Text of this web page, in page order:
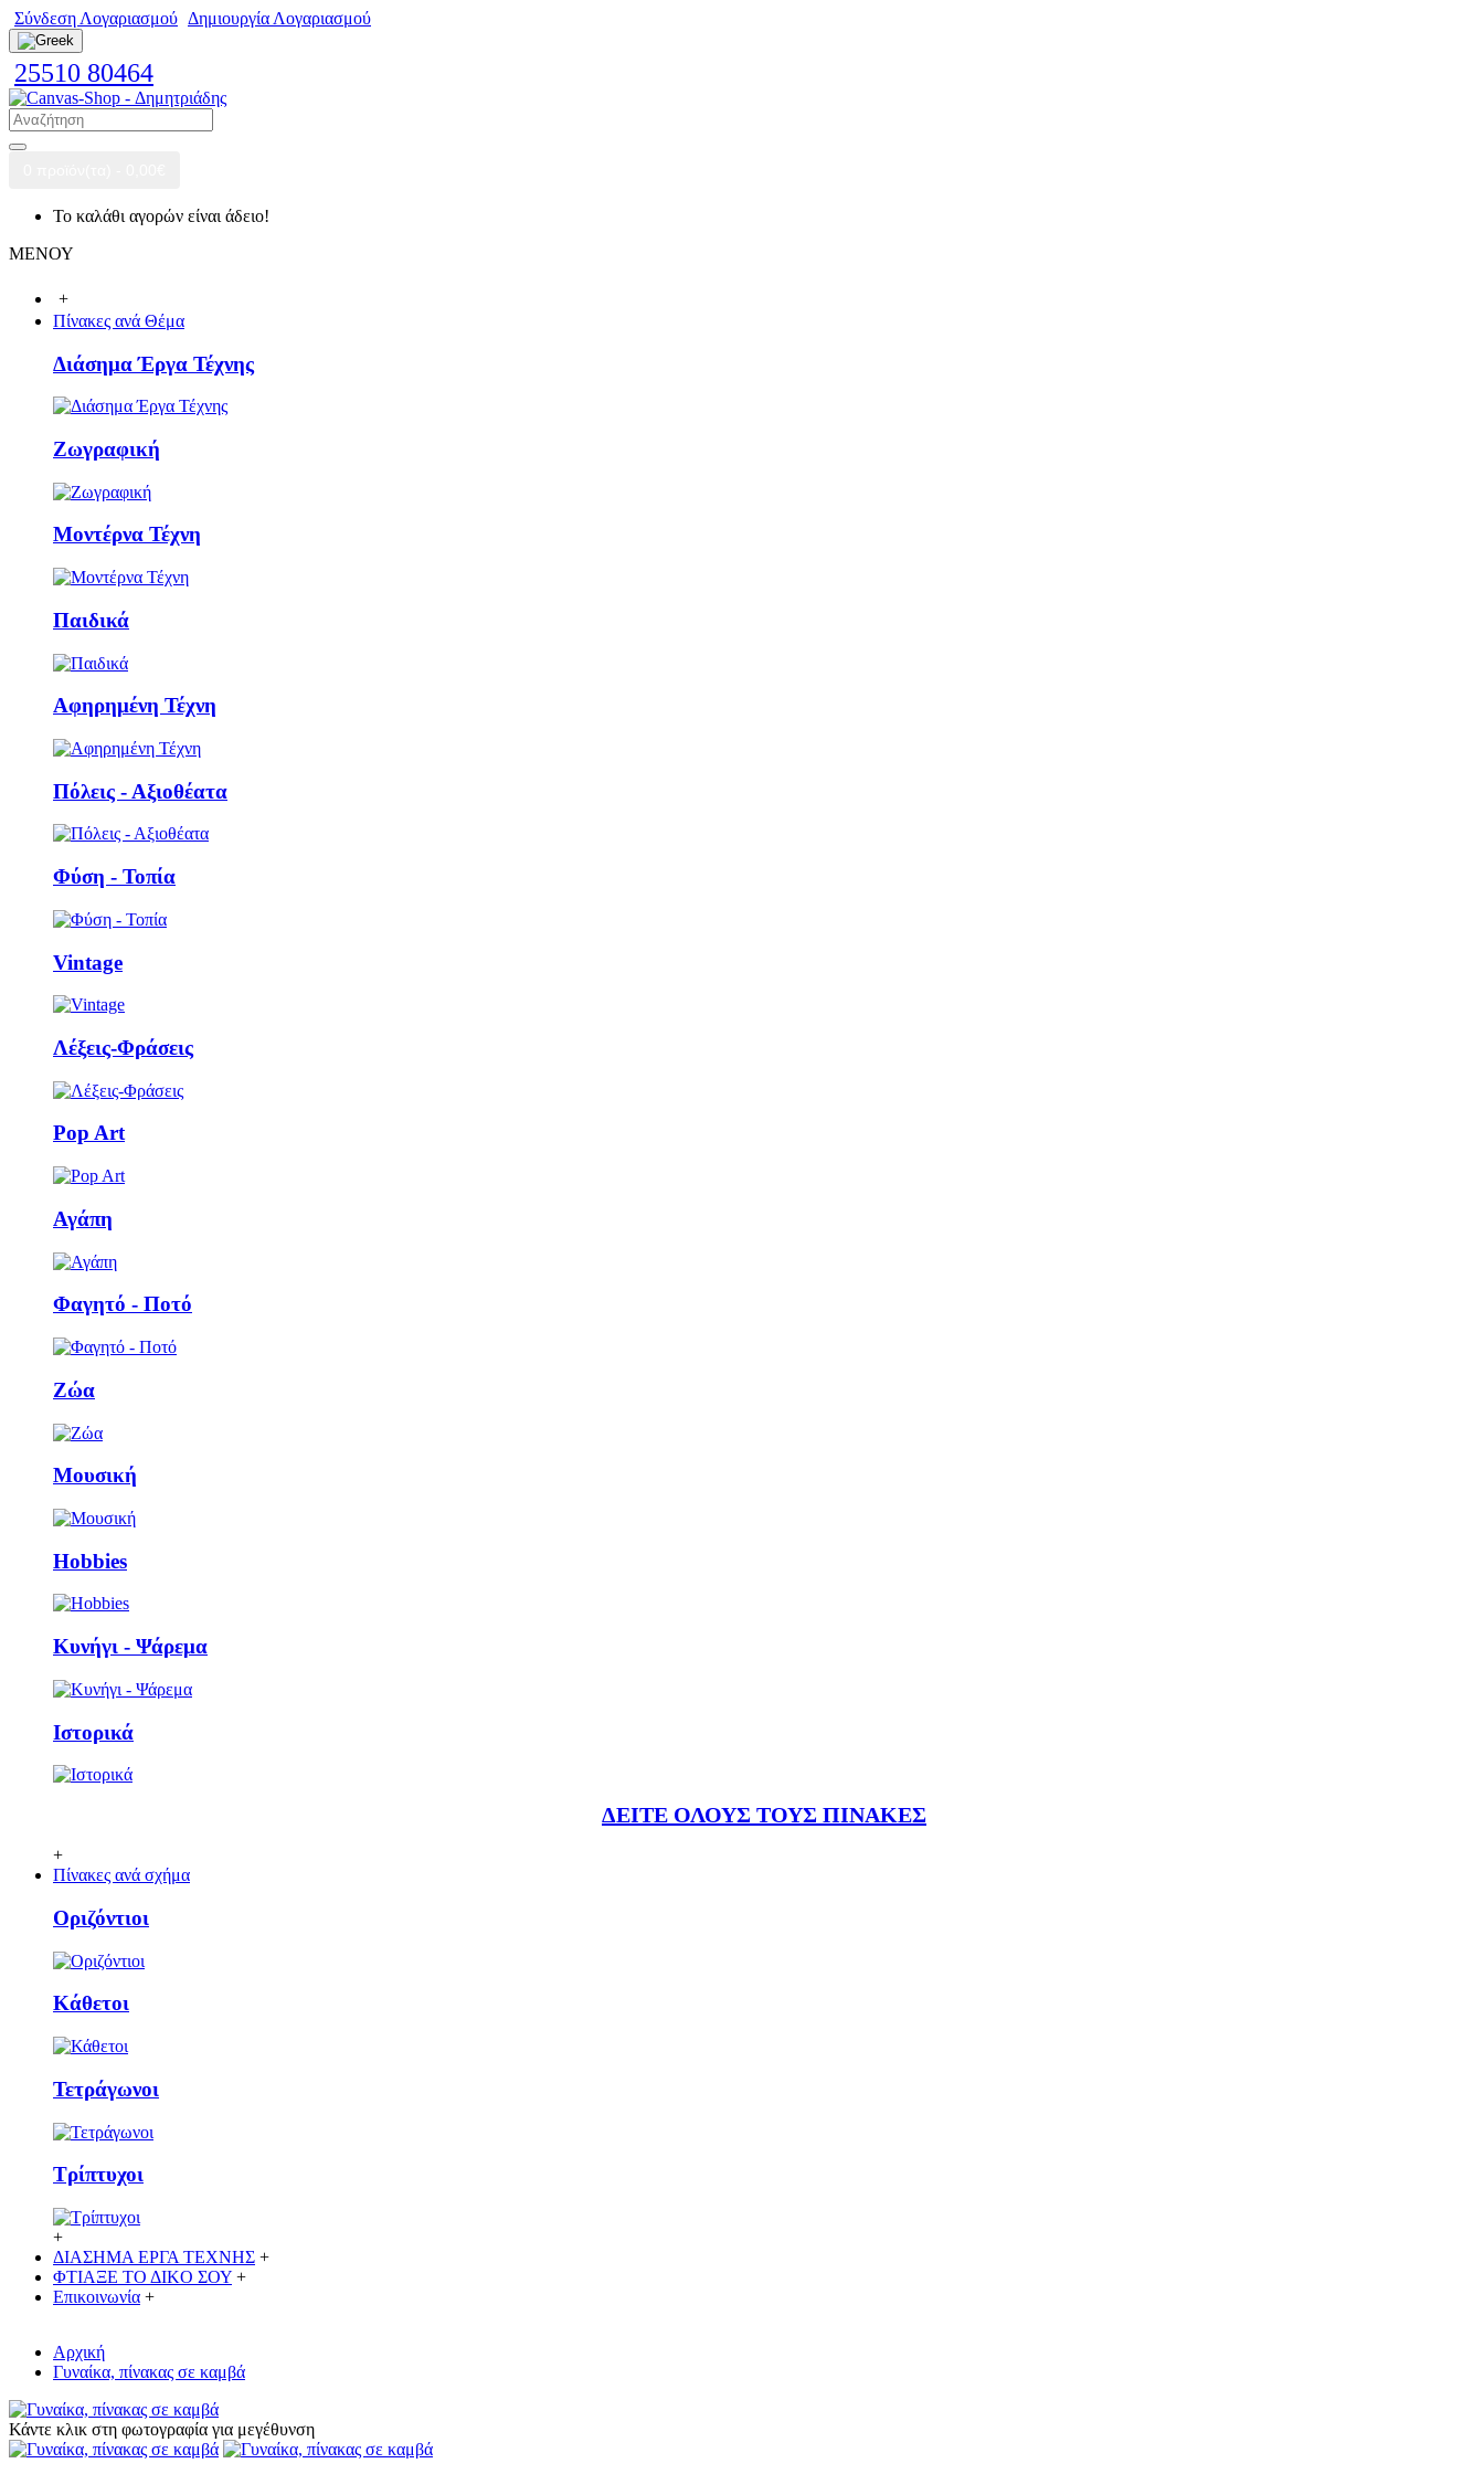
Σύνδεση Λογαριασμού Δημιουργία Λογαριασμού
25510 80464
Το καλάθι αγορών είναι άδειο!
ΜΕΝΟΥ
+
Πίνακες ανά Θέμα
Διάσημα Έργα Τέχνης
Ζωγραφική
Μοντέρνα Τέχνη
Παιδικά
Αφηρημένη Τέχνη
Πόλεις - Αξιοθέατα
Φύση - Τοπία
Vintage
Λέξεις-Φράσεις
Pop Art
Αγάπη
Φαγητό - Ποτό
Ζώα
Μουσική
Ηobbies
Κυνήγι - Ψάρεμα
Ιστορικά
ΔΕΙΤΕ ΟΛΟΥΣ ΤΟΥΣ ΠΙΝΑΚΕΣ
+
Πίνακες ανά σχήμα
Οριζόντιοι
Κάθετoι
Τετράγωνοι
Τρίπτυχοι
+
ΔΙΑΣΗΜΑ ΕΡΓΑ ΤΕΧΝΗΣ +
ΦΤΙΑΞΕ ΤΟ ΔΙΚO ΣΟΥ +
Επικοινωνία +
Αρχική
Γυναίκα, πίνακας σε καμβά
Κάντε κλικ στη φωτογραφία για μεγέθυνση